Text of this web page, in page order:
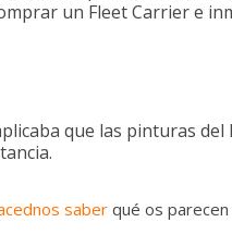
un Fleet Carrier e
que las pinturas
saberqué os